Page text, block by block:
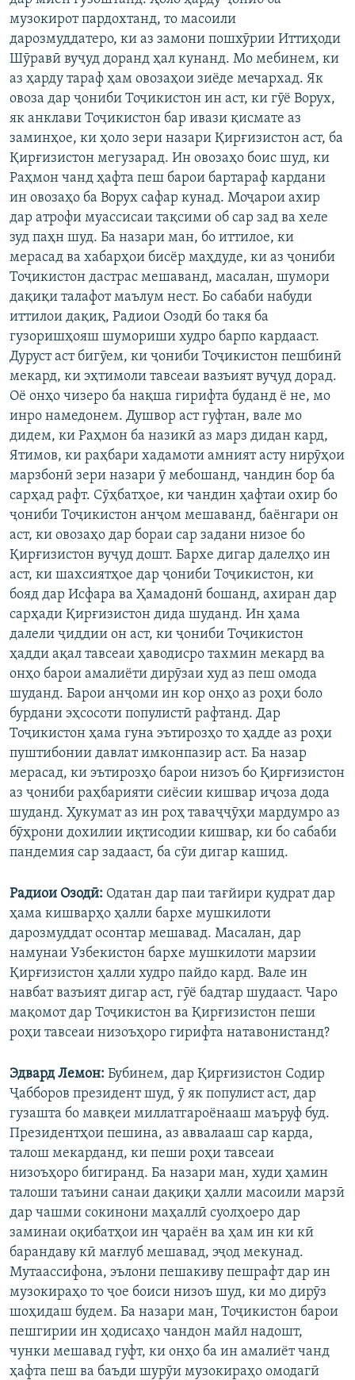
музокирот пардохтанд, то масоили
дарозмуддатеро, ки аз замони пошхӯрии Иттиҳоди
Шӯравӣ вуҷуд доранд ҳал кунанд. Мо мебинем, ки
аз ҳарду тараф ҳам овозаҳои зиёде мечархад. Як
овоза дар ҷониби Тоҷикистон ин аст, ки гӯё Ворух,
як анклави Тоҷикистон бар ивази қисмате аз
заминҳое, ки ҳоло зери назари Қирғизистон аст, ба
Қирғизистон мегузарад. Ин овозаҳо боис шуд, ки
Раҳмон чанд ҳафта пеш барои бартараф кардани
ин овозаҳо ба Ворух сафар кунад. Моҷарои ахир
дар атрофи муассисаи тақсими об сар зад ва хеле
зуд паҳн шуд. Ба назари ман, бо иттилое, ки
мерасад ва хабарҳои бисёр маҳдуде, ки аз ҷониби
Тоҷикистон дастрас мешаванд, масалан, шумори
дақиқи талафот маълум нест. Бо сабаби набуди
иттилои дақиқ, Радиои Озодӣ бо такя ба
гузоришҳояш шумориши худро барпо кардааст.
Дуруст аст бигӯем, ки ҷониби Тоҷикистон пешбинӣ
мекард, ки эҳтимоли тавсеаи вазъият вуҷуд дорад.
Оё онҳо чизеро ба нақша гирифта буданд ё не, мо
инро намедонем. Душвор аст гуфтан, вале мо
дидем, ки Раҳмон ба назикӣ аз марз дидан кард,
Ятимов, ки раҳбари хадамоти амният асту нирӯҳои
марзбонӣ зери назари ӯ мебошанд, чандин бор ба
сарҳад рафт. Сӯҳбатҳое, ки чандин ҳафтаи охир бо
ҷониби Тоҷикистон анҷом мешаванд, баёнгари он
аст, ки овозаҳо дар бораи сар задани низое бо
Қирғизистон вуҷуд дошт. Бархе дигар далелҳо ин
аст, ки шахсиятҳое дар ҷониби Тоҷикистон, ки
бояд дар Исфара ва Ҳамадонӣ бошанд, ахиран дар
сарҳади Қирғизистон дида шуданд. Ин ҳама
далели ҷиддии он аст, ки ҷониби Тоҷикистон
ҳадди ақал тавсеаи ҳаводисро тахмин мекард ва
онҳо барои амалиёти дирӯзаи худ аз пеш омода
шуданд. Барои анҷоми ин кор онҳо аз роҳи боло
бурдани эҳсосоти популистӣ рафтанд. Дар
Тоҷикистон ҳама гуна эътирозҳо то ҳадде аз роҳи
пуштибонии давлат имконпазир аст. Ба назар
мерасад, ки эътирозҳо барои низоъ бо Қирғизистон
аз ҷониби раҳбарияти сиёсии кишвар иҷоза дода
шуданд. Ҳукумат аз ин роҳ таваҷҷӯҳи мардумро аз
бӯҳрони дохилии иқтисодии кишвар, ки бо сабаби
пандемия сар задааст, ба сӯи дигар кашид.
Радиои Озодӣ: Одатан дар паи тағйири қудрат дар
ҳама кишварҳо ҳалли бархе мушкилоти
дарозмуддат осонтар мешавад. Масалан, дар
намунаи Узбекистон бархе мушкилоти марзии
Қирғизистон ҳалли худро пайдо кард. Вале ин
навбат вазъият дигар аст, гӯё бадтар шудааст. Чаро
мақомот дар Тоҷикистон ва Қирғизистон пеши
роҳи тавсеаи низоъҳоро гирифта натавонистанд?
Эдвард Лемон: Бубинем, дар Қирғизистон Содир
Ҷабборов президент шуд, ӯ як популист аст, дар
гузашта бо мавқеи миллатгароёнааш маъруф буд.
Президентҳои пешина, аз аввалааш сар карда,
талош мекарданд, ки пеши роҳи тавсеаи
низоъҳоро бигиранд. Ба назари ман, худи ҳамин
талоши таъини санаи дақиқи ҳалли масоили марзӣ
дар чашми сокинони маҳаллӣ суолҳоеро дар
заминаи оқибатҳои ин ҷараён ва ҳам ин ки кӣ
барандаву кӣ мағлуб мешавад, эҷод мекунад.
Мутаассифона, эълони пешакиву пешрафт дар ин
музокираҳо то ҷое боиси низоъ шуд, ки мо дирӯз
шоҳидаш будем. Ба назари ман, Тоҷикистон барои
пешгирии ин ҳодисаҳо чандон майл надошт,
чунки мешавад гуфт, ки онҳо ба ин амалиёт чанд
ҳафта пеш ва баъди шурӯи музокираҳо омодагӣ